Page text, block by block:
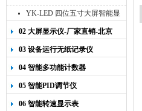
八寸
YK-LED 四位五寸大屏智能显
示仪
02 大屏显示仪-厂家直销-北京
宇科泰吉
03 设备运行无纸记录仪
04 智能多功能计数器
05 智能PID调节仪
06 智能转速显示表